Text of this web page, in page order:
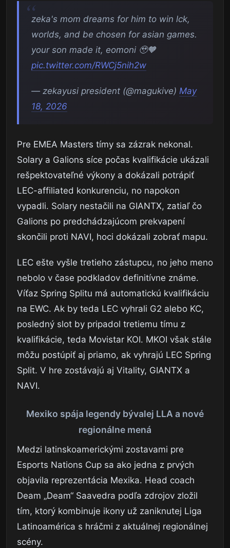
zeka's mom dreams for him to win lck,
worlds, and be chosen for asian games.
your son made it, eomoni 🥹🧡
pic.twitter.com/RWCj5nih2w
— zekayusi president (@magukive) May
18, 2026
Pre EMEA Masters tímy sa zázrak nekonal.
Solary a Galions síce počas kvalifikácie ukázali
rešpektovateľné výkony a dokázali potrápiť
LEC-affiliated konkurenciu, no napokon
vypadli. Solary nestačili na GIANTX, zatiaľ čo
Galions po predchádzajúcom prekvapení
skončili proti NAVI, hoci dokázali zobrať mapu.
LEC ešte vyšle tretieho zástupcu, no jeho meno
nebolo v čase podkladov definitívne známe.
Víťaz Spring Splitu má automatickú kvalifikáciu
na EWC. Ak by teda LEC vyhrali G2 alebo KC,
posledný slot by pripadol tretiemu tímu z
kvalifikácie, teda Movistar KOI. MKOI však stále
môžu postúpiť aj priamo, ak vyhrajú LEC Spring
Split. V hre zostávajú aj Vitality, GIANTX a
NAVI.
Mexiko spája legendy bývalej LLA a nové
regionálne mená
Medzi latinskoamerickými zostavami pre
Esports Nations Cup sa ako jedna z prvých
objavila reprezentácia Mexika. Head coach
Deam „Deam“ Saavedra podľa zdrojov zložil
tím, ktorý kombinuje ikony už zaniknutej Liga
Latinoamérica s hráčmi z aktuálnej regionálnej
scény.